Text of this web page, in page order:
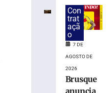
megaloja
Tijucas
protocolado
aprovado
prefeitura
Con
trat
açã
o
7 DE
AGOSTO DE
2026
Brusque